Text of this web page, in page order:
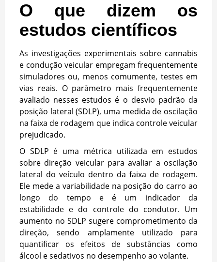
O que dizem os
estudos científicos
As investigações experimentais sobre cannabis
e condução veicular empregam frequentemente
simuladores ou, menos comumente, testes em
vias reais. O parâmetro mais frequentemente
avaliado nesses estudos é o desvio padrão da
posição lateral (SDLP), uma medida de oscilação
na faixa de rodagem que indica controle veicular
prejudicado.
O SDLP é uma métrica utilizada em estudos
sobre direção veicular para avaliar a oscilação
lateral do veículo dentro da faixa de rodagem.
Ele mede a variabilidade na posição do carro ao
longo do tempo e é um indicador da
estabilidade e do controle do condutor. Um
aumento no SDLP sugere comprometimento da
direção, sendo amplamente utilizado para
quantificar os efeitos de substâncias como
álcool e sedativos no desempenho ao volante.